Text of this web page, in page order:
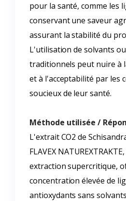
pour la santé, comme les
conservant une saveur
assurant la stabilité du
L'utilisation de solvants
traditionnels peut nuire à
et à l'acceptabilité par les
soucieux de leur santé.
Méthode utilisée /
L'extrait CO2 de
FLAVEX
extraction supercritique,
concentration élevée de
antioxydants sans